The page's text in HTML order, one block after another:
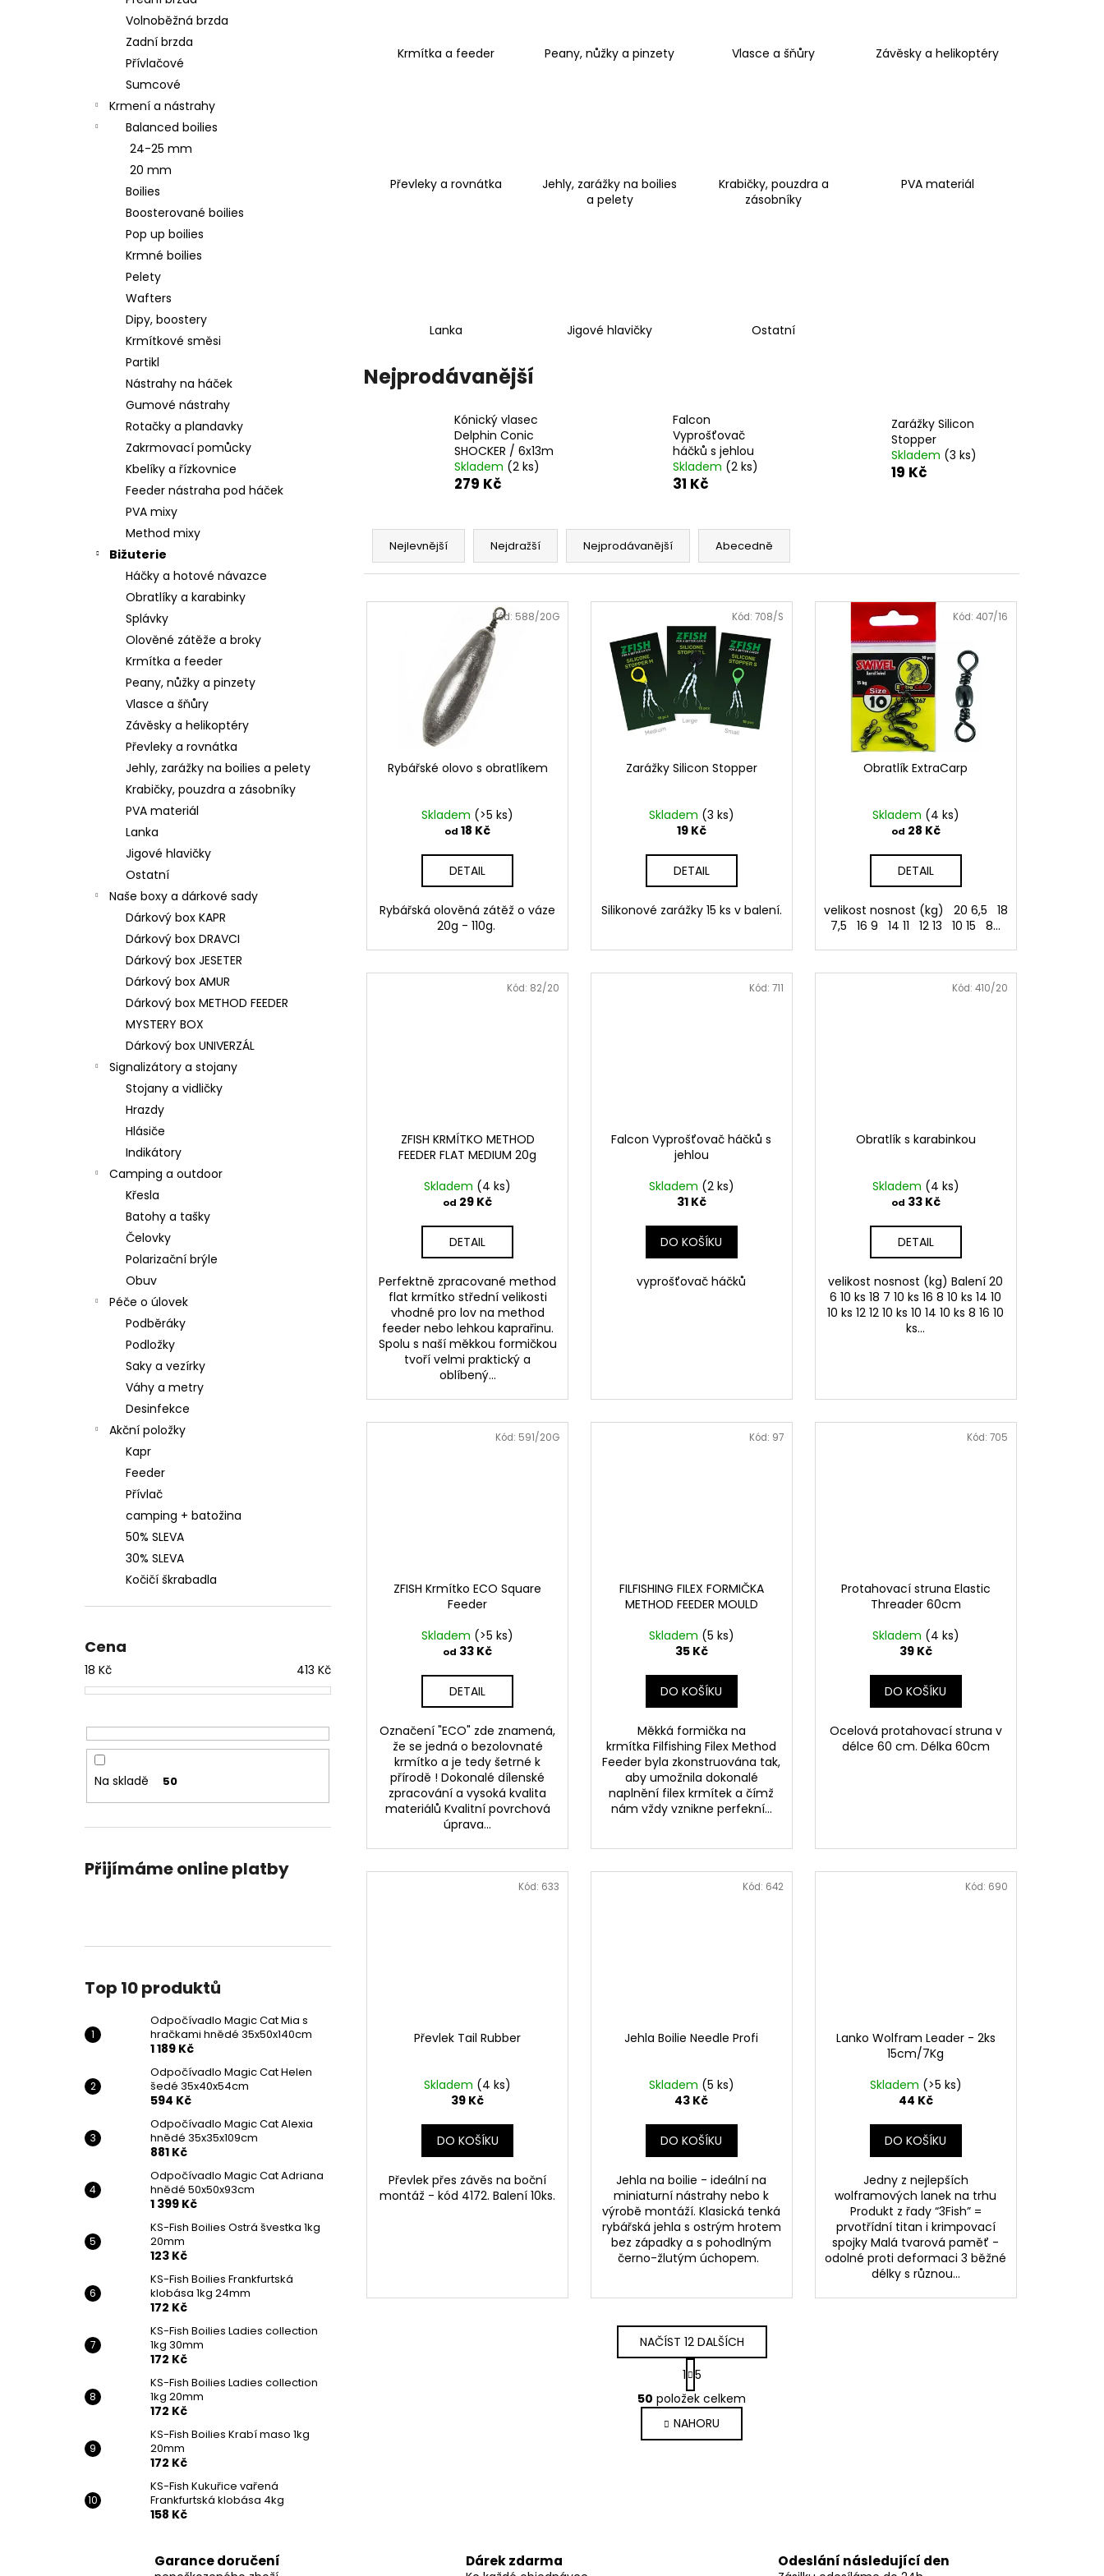
Volnoběžná brzda
Zadní brzda
Přívlačové
Sumcové
Krmení a nástrahy
Balanced boilies
24-25 mm
20 mm
Boilies
Boosterované boilies
Pop up boilies
Krmné boilies
Pelety
Wafters
Dipy, boostery
Krmítkové směsi
Partikl
Nástrahy na háček
Gumové nástrahy
Rotačky a plandavky
Zakrmovací pomůcky
Kbelíky a řízkovnice
Feeder nástraha pod háček
PVA mixy
Method mixy
Bižuterie
Háčky a hotové návazce
Obratlíky a karabinky
Splávky
Olověné zátěže a broky
Krmítka a feeder
Peany, nůžky a pinzety
Vlasce a šňůry
Závěsky a helikoptéry
Převleky a rovnátka
Jehly, zarážky na boilies a pelety
Krabičky, pouzdra a zásobníky
PVA materiál
Lanka
Jigové hlavičky
Ostatní
Naše boxy a dárkové sady
Dárkový box KAPR
Dárkový box DRAVCI
Dárkový box JESETER
Dárkový box AMUR
Dárkový box METHOD FEEDER
MYSTERY BOX
Dárkový box UNIVERZÁL
Signalizátory a stojany
Stojany a vidličky
Hrazdy
Hlásiče
Indikátory
Camping a outdoor
Křesla
Batohy a tašky
Čelovky
Polarizační brýle
Obuv
Péče o úlovek
Podběráky
Podložky
Saky a vezírky
Váhy a metry
Desinfekce
Akční položky
Kapr
Feeder
Přívlač
camping + batožina
50% SLEVA
30% SLEVA
Kočičí škrabadla
Cena
18 Kč 413 Kč
Na skladě 50
Přijímáme online platby
Top 10 produktů
Odpočívadlo Magic Cat Mia s
hračkami hnědé 35x50x140cm
1 189 Kč
Odpočívadlo Magic Cat Helen
šedé 35x40x54cm
594 Kč
Odpočívadlo Magic Cat Alexia
hnědé 35x35x109cm
881 Kč
Odpočívadlo Magic Cat Adriana
hnědé 50x50x93cm
1 399 Kč
KS-Fish Boilies Ostrá švestka 1kg
20mm
123 Kč
KS-Fish Boilies Frankfurtská
klobása 1kg 24mm
172 Kč
KS-Fish Boilies Ladies collection
1kg 30mm
172 Kč
KS-Fish Boilies Ladies collection
1kg 20mm
172 Kč
KS-Fish Boilies Krabí maso 1kg
20mm
172 Kč
KS-Fish Kukuřice vařená
Frankfurtská klobása 4kg
158 Kč
Krmítka a feeder Peany, nůžky a pinzety Vlasce a šňůry Závěsky a helikoptéry
Převleky a rovnátka
Jehly, zarážky na boilies
a pelety
Krabičky, pouzdra a
zásobníky
PVA materiál
Lanka Jigové hlavičky Ostatní
Nejprodávanější
Kónický vlasec
Delphin Conic
SHOCKER / 6x13m
Skladem (2 ks)
279 Kč
Falcon
Vyprošťovač
háčků s jehlou
Skladem (2 ks)
31 Kč
Zarážky Silicon
Stopper
Skladem (3 ks)
19 Kč
Ř
z
Nejlevnější Nejdražší Nejprodávanější Abecedně
V
Rybářské olovo s obratlíkem
Skladem (>5 ks)
od 18 Kč
DETAIL
Rybářská olověná zátěž o váze
20g - 110g.
Kód: 588/20G
Zarážky Silicon Stopper
Skladem (3 ks)
19 Kč
DETAIL
Silikonové zarážky 15 ks v balení.
Kód: 708/S
Obratlík ExtraCarp
Skladem (4 ks)
od 28 Kč
DETAIL
velikost nosnost (kg) 20 6,5 18
7,5 16 9 14 11 12 13 10 15 8...
Kód: 407/16
ZFISH KRMÍTKO METHOD
FEEDER FLAT MEDIUM 20g
Skladem (4 ks)
od 29 Kč
DETAIL
Perfektně zpracované method
flat krmítko střední velikosti
vhodné pro lov na method
feeder nebo lehkou kaprařinu.
Spolu s naší měkkou formičkou
tvoří velmi praktický a
oblíbený...
Kód: 82/20
Falcon Vyprošťovač háčků s
jehlou
Skladem (2 ks)
31 Kč
DO KOŠÍKU
vyprošťovač háčků
Kód: 711
Obratlík s karabinkou
Skladem (4 ks)
od 33 Kč
DETAIL
velikost nosnost (kg) Balení 20
6 10 ks 18 7 10 ks 16 8 10 ks 14 10
10 ks 12 12 10 ks 10 14 10 ks 8 16 10
ks...
Kód: 410/20
ZFISH Krmítko ECO Square
Feeder
Skladem (>5 ks)
od 33 Kč
DETAIL
Označení "ECO" zde znamená,
že se jedná o bezolovnaté
krmítko a je tedy šetrné k
přírodě ! Dokonalé dílenské
zpracování a vysoká kvalita
materiálů Kvalitní povrchová
úprava...
Kód: 591/20G
FILFISHING FILEX FORMIČKA
METHOD FEEDER MOULD
Skladem (5 ks)
35 Kč
DO KOŠÍKU
Měkká formička na
krmítka Filfishing Filex Method
Feeder byla zkonstruována tak,
aby umožnila dokonalé
naplnění filex krmítek a čímž
nám vždy vznikne perfekní...
Kód: 97
Protahovací struna Elastic
Threader 60cm
Skladem (4 ks)
39 Kč
DO KOŠÍKU
Ocelová protahovací struna v
délce 60 cm. Délka 60cm
Kód: 705
Převlek Tail Rubber
Skladem (4 ks)
39 Kč
DO KOŠÍKU
Převlek přes závěs na boční
montáž - kód 4172. Balení 10ks.
Kód: 633
Jehla Boilie Needle Profi
Skladem (5 ks)
43 Kč
DO KOŠÍKU
Jehla na boilie - ideální na
miniaturní nástrahy nebo k
výrobě montáží. Klasická tenká
rybářská jehla s ostrým hrotem
bez západky a s pohodlným
černo-žlutým úchopem.
Kód: 642
Lanko Wolfram Leader - 2ks
15cm/7Kg
Skladem (>5 ks)
44 Kč
DO KOŠÍKU
Jedny z nejlepších
wolframových lanek na trhu
Produkt z řady “3Fish” =
prvotřídní titan i krimpovací
spojky Malá tvarová paměť -
odolné proti deformaci 3 běžné
délky s různou...
Kód: 690
O
v
l
á
NAČÍST 12 DALŠÍCH
S
t
r
á
n
k
1 5
50 položek celkem
NAHORU
Garance doručení Dárek zdarma Odeslání následující den
ODPOČÍVADLO MAGIC CAT MIA S
HRAČKAMI HNĚDÉ 35X50X140CM
1 189 Kč
Původně: 1 699 Kč Původně:849 Kč Původně: 1 259 Kč